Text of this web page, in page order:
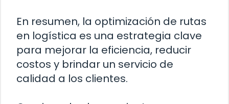
En resumen, la optimización de rutas
en logística es una estrategia clave
para mejorar la eficiencia, reducir
costos y brindar un servicio de
calidad a los clientes.